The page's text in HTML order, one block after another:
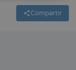
Compartir